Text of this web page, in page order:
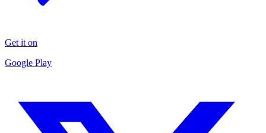
Get it on
Google Play